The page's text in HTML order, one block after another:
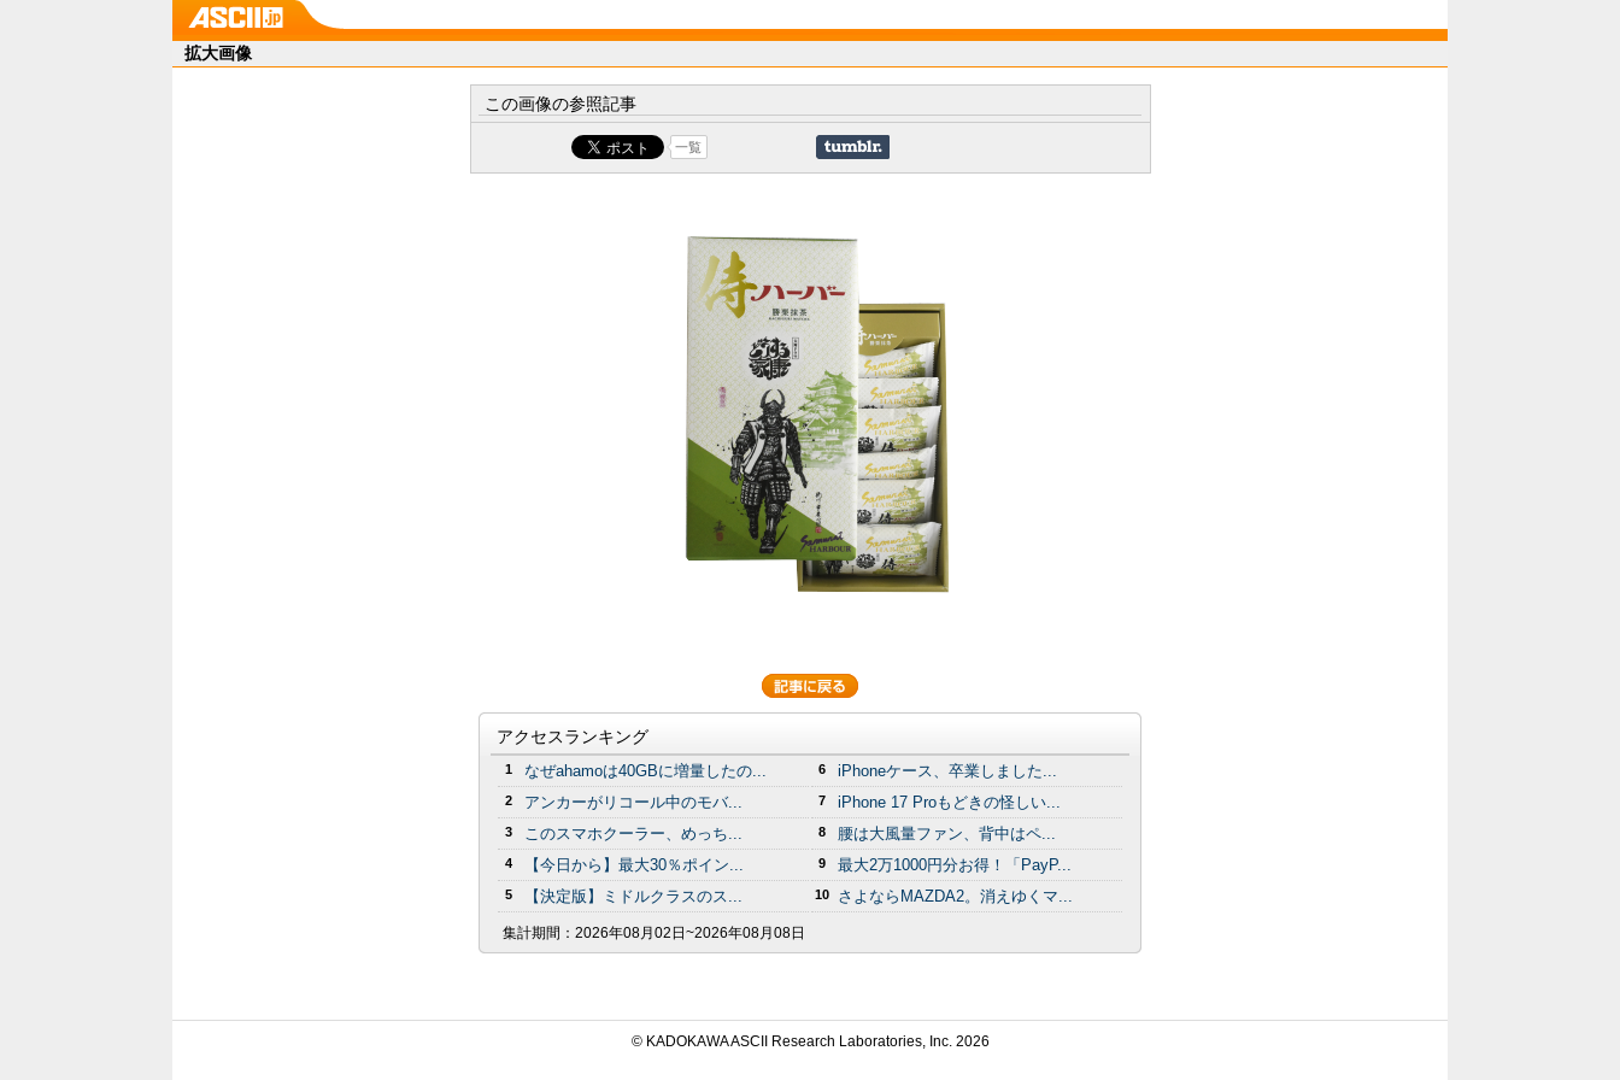
拡大画像
この画像の参照記事
一覧
アクセスランキング
1 なぜahamoは40GBに増量したの...
2 アンカーがリコール中のモバ...
3 このスマホクーラー、めっち...
4 【今日から】最大30％ポイン...
5 【決定版】ミドルクラスのス...
6 iPhoneケース、卒業しました...
7 iPhone 17 Proもどきの怪しい...
8 腰は大風量ファン、背中はペ...
9 最大2万1000円分お得！「PayP...
10 さよならMAZDA2。消えゆくマ...
集計期間： 2026年08月02日~2026年08月08日
© KADOKAWA ASCII Research Laboratories, Inc. 2026